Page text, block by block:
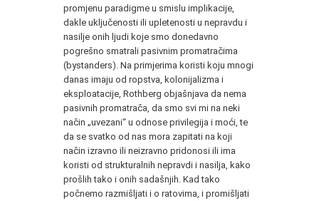
promjenu paradigme u smislu implikacije,
dakle uključenosti ili upletenosti u nepravdu i
nasilje onih ljudi koje smo donedavno
pogrešno smatrali pasivnim promatračima
(bystanders). Na primjerima koristi koju mnogi
danas imaju od ropstva, kolonijalizma i
eksploatacije, Rothberg objašnjava da nema
pasivnih promatrača, da smo svi mi na neki
način „uvezani“ u odnose privilegija i moći, te
da se svatko od nas mora zapitati na koji
način izravno ili neizravno pridonosi ili ima
koristi od strukturalnih nepravdi i nasilja, kako
prošlih tako i onih sadašnjih. Kad tako
počnemo razmišljati i o ratovima, i promišljati